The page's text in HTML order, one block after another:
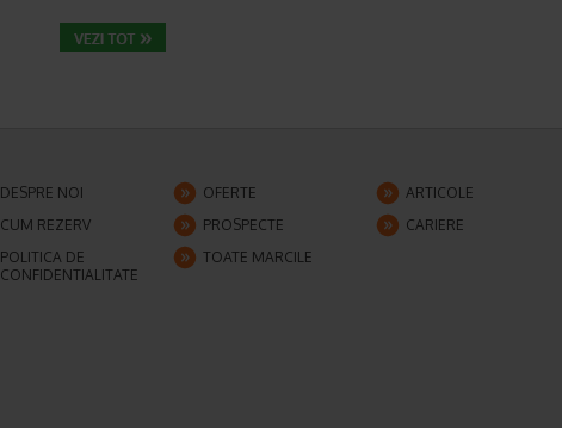
DESPRE NOI OFERTE
ARTICOLE
CUM REZERV
PROSPECTE
CARIERE
POLITICA DE
CONFIDENTIALITATE
TOATE MARCILE